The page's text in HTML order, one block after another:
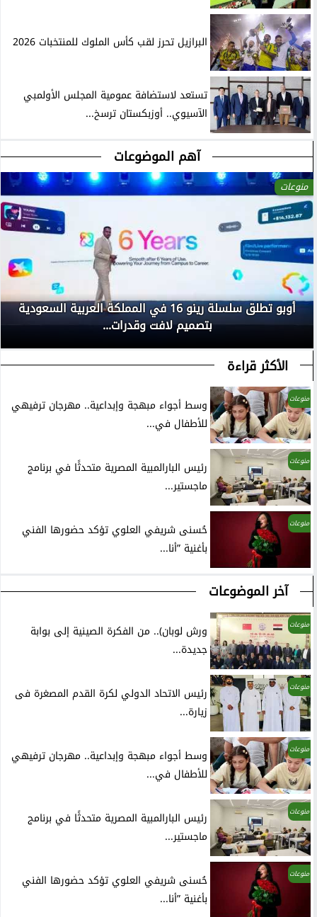
البرازيل تحرز لقب كأس الملوك للمنتخبات 2026
تستعد لاستضافة عمومية المجلس الأولمبي
الآسيوي.. أوزبكستان ترسخ...
آهم الموضوعات
منوعات
أوبو تطلق سلسلة رينو 16 في المملكة العربية السعودية
بتصميم لافت وقدرات...
الأكثر قراءة
منوعات
وسط أجواء مبهجة وإبداعية.. مهرجان ترفيهي
للأطفال في...
منوعات
رئيس البارالمبية المصرية متحدثًا في برنامج
ماجستير...
منوعات
حُسنى شريفي العلوي تؤكد حضورها الفني
بأغنية ”أنا...
آخر الموضوعات
منوعات
ورش لوبان).. من الفكرة الصينية إلى بوابة
جديدة...
منوعات
رئيس الاتحاد الدولي لكرة القدم المصغرة فى
زيارة...
منوعات
وسط أجواء مبهجة وإبداعية.. مهرجان ترفيهي
للأطفال في...
منوعات
رئيس البارالمبية المصرية متحدثًا في برنامج
ماجستير...
منوعات
حُسنى شريفي العلوي تؤكد حضورها الفني
بأغنية ”أنا...